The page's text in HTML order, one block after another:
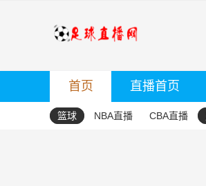
首页 直播首页
篮球 NBA直播 CBA直播